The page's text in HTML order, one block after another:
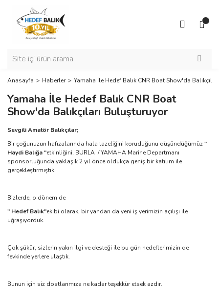
Anasayfa Haberler Yamaha İle Hedef Balık CNR Boat Show'da
Yamaha İle Hedef Balık CNR Boat
Show'da Balıkçıları Buluşturuyor
Sevgili Amatör Balıkçılar;
Bir çoğunuzun hafızalarında hala tazeliğini koruduğunu düşündüğümüz"
Haydi Balığa "etkinliğini, BURLA / YAMAHA Marine Departmanı
sponsorluğunda yaklaşık 2 yıl önce oldukça geniş bir katılım ile
gerçekleştirmiştik.
Bizlerde, o dönem de
" Hedef Balık"ekibi olarak, bir yandan da yeni iş yerimizin açılışı ile
uğraşıyorduk.
Çok şükür, sizlerin yakın ilgi ve desteği ile bu gün hedeflerimizin de
fevkinde yerlere ulaştık.
Bunun için siz dostlarımıza ne kadar teşekkür etsek azdır.